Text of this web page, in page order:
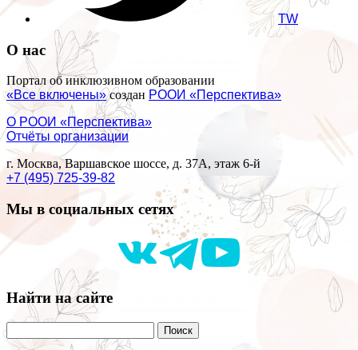
TW
О нас
Портал об инклюзивном образовании
«Все включены»создан РООИ «Перспектива»
О РООИ «Перспектива»
Отчёты организации
г. Москва, Варшавское шоссе, д. 37А, этаж 6-й
+7 (495) 725-39-82
Мы в социальных сетях
Найти на сайте